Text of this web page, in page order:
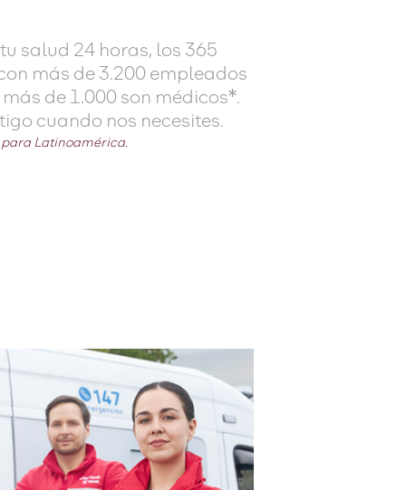
salud 24 horas, los 365
más de 3.200 empleados
de 1.000 son médicos*.
cuando nos necesites.
Latinoamérica.